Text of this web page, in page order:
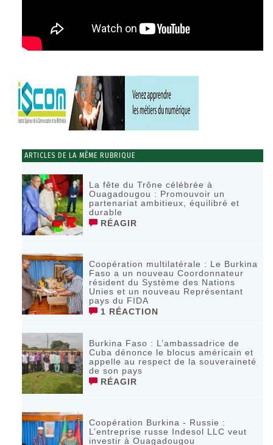
ARTICLES DE LA MÊME RUBRIQUE
La fête du Trône célébrée à
Ouagadougou : Promouvoir un
partenariat ambitieux, équilibré et
durable
RÉAGIR
Coopération multilatérale : Le Burkina
Faso a un nouveau Coordonnateur
résident du Système des Nations
Unies et un nouveau Représentant
pays du FIDA
1 RÉACTION
Burkina Faso : L’ambassadrice de
Cuba dénonce le blocus américain et
appelle au respect de la souveraineté
de son pays
RÉAGIR
Coopération Burkina - Russie :
L’entreprise russe Indesol LLC veut
investir à Ouagadougou